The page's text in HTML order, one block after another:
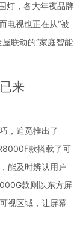
灯，各大年夜品牌
电视也正在从“被
联动的“家庭智能
来
，追觅推出了
款搭载了可
能及时辨认用户
款则以东方屏
视区域，让屏幕